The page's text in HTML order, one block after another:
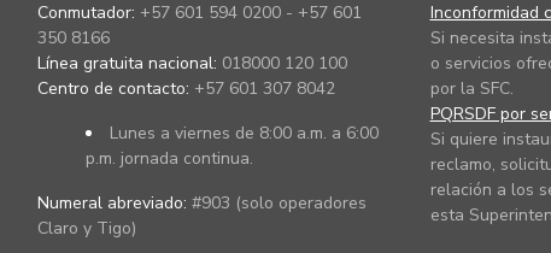
Conmutador: +57 601 594 0200 - +57 601
350 8166
Línea gratuita nacional: 018000 120 100
Centro de contacto: +57 601 307 8042
Lunes a viernes de 8:00 a.m. a 6:00
p.m. jornada continua.
Numeral abreviado: #903 (solo operadores
Claro y Tigo)
Inconformidad
Si necesita
o servicios
por la SFC.
PQRSDF por
Si quiere
reclamo,
relación a los
esta